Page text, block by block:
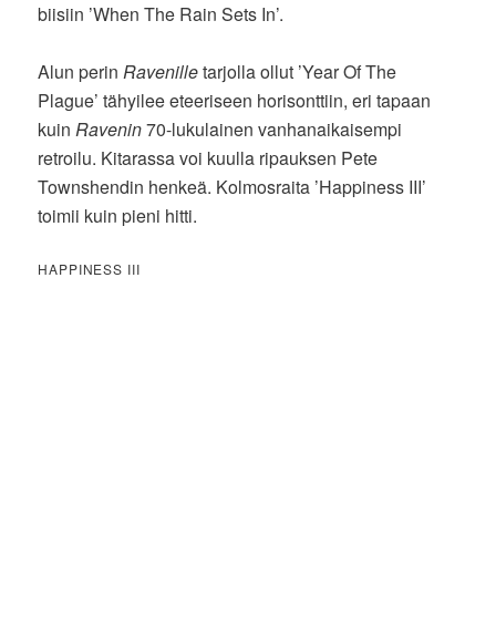
biisiin ’When The Rain Sets In’.
Alun perin Ravenilletarjolla ollut ’Year Of The
Plague’ tähyilee eteeriseen horisonttiin, eri tapaan
kuinRavenin70-lukulainen vanhanaikaisempi
retroilu. Kitarassa voi kuulla ripauksen Pete
Townshendin henkeä. Kolmosraita ’Happiness III’
toimii kuin pieni hitti.
HAPPINESS III